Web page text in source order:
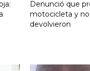
Denunció que
motocicleta y no
devolvieron